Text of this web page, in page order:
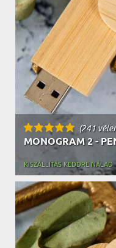
(241
MONOGRAM 2 -
KISZÁLLÍTÁS KEDDRE NÁLAD